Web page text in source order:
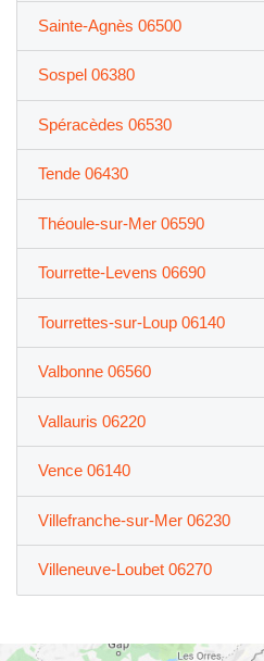
Sainte-Agnès 06500
Sospel 06380
Spéracèdes 06530
Tende 06430
Théoule-sur-Mer 06590
Tourrette-Levens 06690
Tourrettes-sur-Loup 06140
Valbonne 06560
Vallauris 06220
Vence 06140
Villefranche-sur-Mer 06230
Villeneuve-Loubet 06270